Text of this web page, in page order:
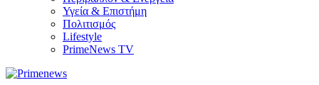
Υγεία & Επιστήμη
Πολιτισμός
Lifestyle
PrimeNews TV